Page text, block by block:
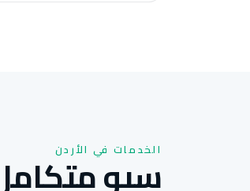
الخدمات في الأردن
سيو